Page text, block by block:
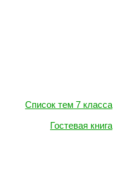
Cписок тем 7 класса
Гостевая книга